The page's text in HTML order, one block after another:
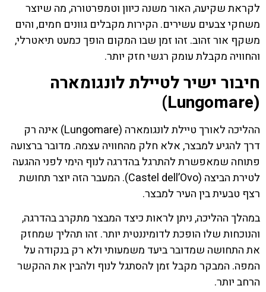
לקראת שקיעה, האור משנה כיוון וטמפרטורה, מה שיוצר
משחקי צבעים עשירים. הקירות מקבלים גוונים חמים, והים
משקף אור זהוב. זהו זמן שבו המקום הופך כמעט תיאטרלי,
והחוויה מקבלת עומק רגשי חזק יותר.
חיבור ישיר לטיילת לונגומארה
(Lungomare)
ההליכה לאורך טיילת לונגומארה (Lungomare) אינה רק
דרך להגיע למבצר, אלא חלק מהחוויה עצמה. מדובר ברצועה
פתוחה שמאפשרת להתרגל בהדרגה לנוף הימי לפני ההגעה
לטירת הביצה (Castel dell’Ovo). המעבר הזה יוצר תחושת
רצף טבעית בין העיר למבצר.
במהלך ההליכה, ניתן לראות כיצד המבצר מתקרב בהדרגה,
והנוכחות שלו הופכת לדומיננטית יותר. זהו תהליך שמחזק
את התחושה שמדובר ביעד משמעותי ולא רק בנקודה על
המפה. המבקר מקבל זמן להסתגל לנוף ולהבין את ההקשר
הרחב יותר.